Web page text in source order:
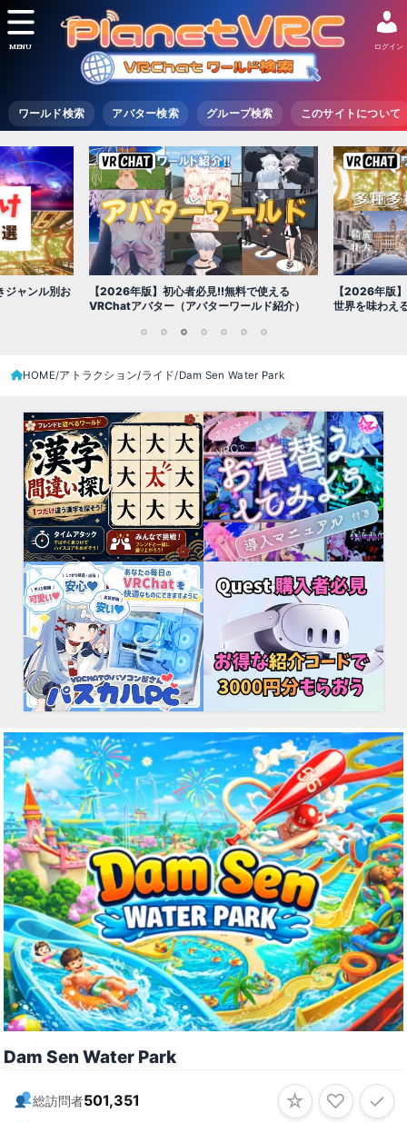
ワールド検索 アバター検索 グループ検索 このサイトについて
ログイン
MENU
ジャンル別お
【2026年版】初心者必見!!無料で使える
VRChatアバター（アバターワールド紹介）
【2026年版
世界を味わえ
HOME アトラクション/ライド Dam Sen Water Park
Dam Sen Water Park
総訪問者501,351 ☆ ♡ ✓